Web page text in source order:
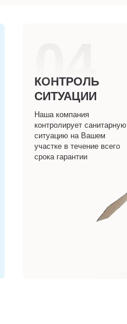
04
КОНТРОЛЬ
СИТУАЦИИ
Наша компания
контролирует санитарную
ситуацию на Вашем
участке в течение всего
срока гарантии